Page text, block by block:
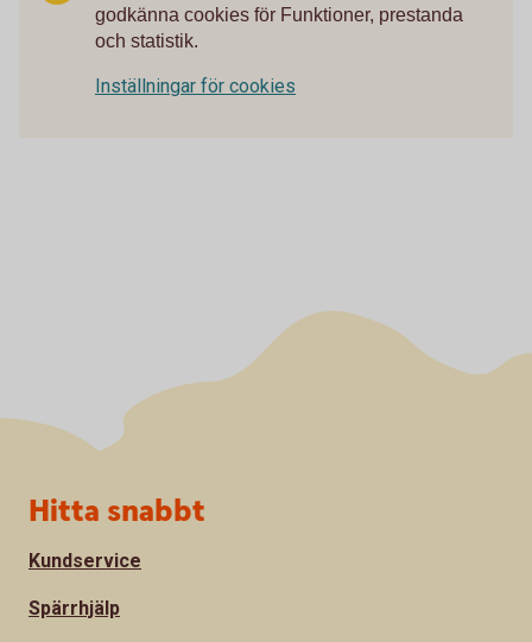
godkänna cookies för Funktioner, prestanda
och statistik.
Inställningar för cookies
Sidfot
Hitta snabbt
Kundservice
Spärrhjälp